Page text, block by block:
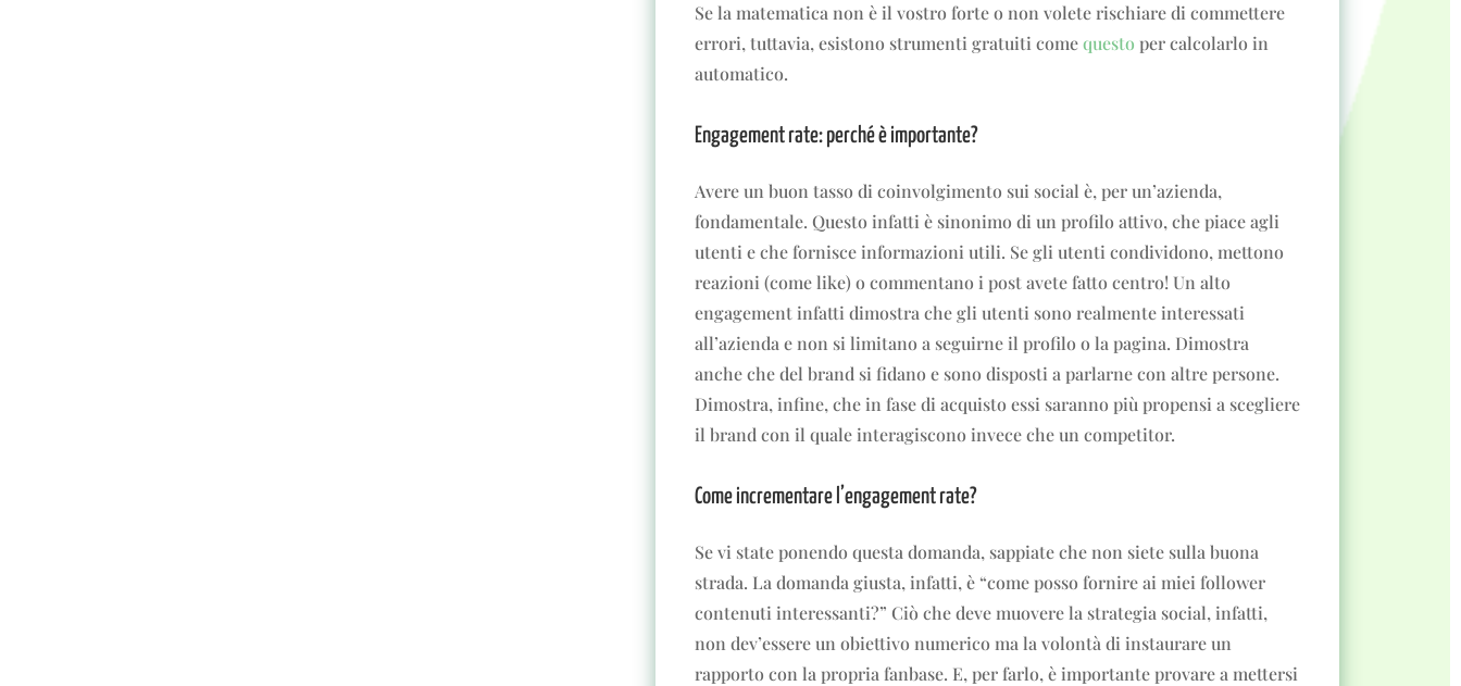
Se la matematica non è il vostro forte o non volete rischiare di commettere
errori, tuttavia, esistono strumenti gratuiti comequesto per calcolarlo in
automatico.
Engagement rate: perché è importante?
Avere un buon tasso di coinvolgimento sui social è, per un’azienda,
fondamentale. Questo infatti è sinonimo di un profilo attivo, che piace agli
utenti e che fornisce informazioni utili. Se gli utenti condividono, mettono
reazioni (come like) o commentano i post avete fatto centro! Un alto
engagement infatti dimostra che gli utenti sono realmente interessati
all’azienda e non si limitano a seguirne il profilo o la pagina. Dimostra
anche che del brand si fidano e sono disposti a parlarne con altre persone.
Dimostra, infine, che in fase di acquisto essi saranno più propensi a scegliere
il brand con il quale interagiscono invece che un competitor.
Come incrementare l’engagement rate?
Se vi state ponendo questa domanda, sappiate che non siete sulla buona
strada. La domanda giusta, infatti, è “come posso fornire ai miei follower
contenuti interessanti?” Ciò che deve muovere la strategia social, infatti,
non dev’essere un obiettivo numerico ma la volontà di instaurare un
rapporto con la propria fanbase. E, per farlo, è importante provare a mettersi